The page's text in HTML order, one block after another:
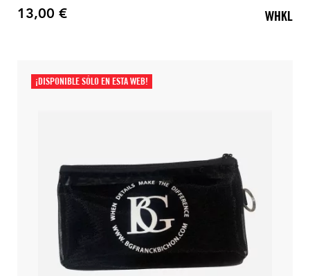
archivos y accesorios. Anillo exterior que facilita un agarre
Precio
13,00 € WHKL
¡DISPONIBLE SÓLO EN ESTA WEB!